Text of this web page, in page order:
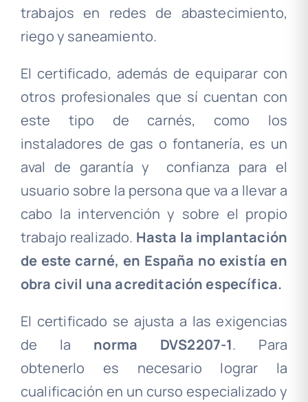
trabajos en redes de abastecimiento,
riego y saneamiento.
El certificado, además de equiparar con
otros profesionales que sí cuentan con
este tipo de carnés, como los
instaladores de gas o fontanería, es un
aval de garantía y
confianza para el
usuario sobre la persona que va a llevar a
cabo la intervención y sobre el propio
trabajo realizado. Hasta la implantación
de este carné, en España no existía en
obra civil una acreditación específica.
El certificado se ajusta a las exigencias
de la norma DVS2207-1. Para
obtenerlo es necesario lograr la
cualificación en un curso especializado y